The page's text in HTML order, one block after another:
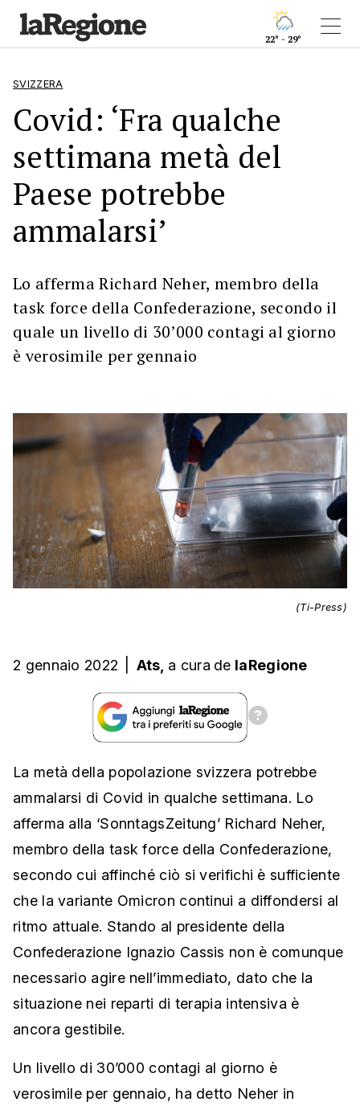
22° - 29°
SVIZZERA
Covid: ‘Fra qualche
settimana metà del
Paese potrebbe
ammalarsi’
Lo afferma Richard Neher, membro della
task force della Confederazione, secondo il
quale un livello di 30’000 contagi al giorno
è verosimile per gennaio
(Ti-Press)
2 gennaio 2022 Ats, a cura de laRegione
La metà della popolazione svizzera potrebbe
ammalarsi di Covid in qualche settimana. Lo
afferma alla ‘SonntagsZeitung’ Richard Neher,
membro della task force della Confederazione,
secondo cui affinché ciò si verifichi è sufficiente
che la variante Omicron continui a diffondersi al
ritmo attuale. Stando al presidente della
Confederazione Ignazio Cassis non è comunque
necessario agire nell’immediato, dato che la
situazione nei reparti di terapia intensiva è
ancora gestibile.
Un livello di 30’000 contagi al giorno è
verosimile per gennaio, ha detto Neher in